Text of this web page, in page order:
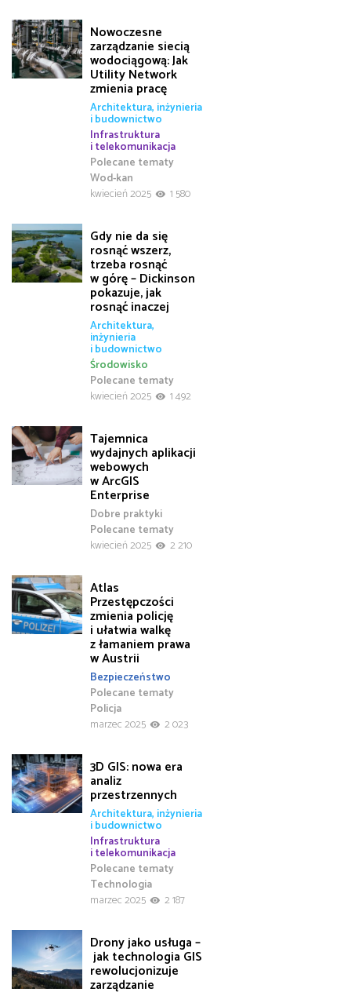
Nowoczesne
zarządzanie siecią
wodociągową: Jak
Utility Network
zmienia pracę
Architektura, inżynieria
i budownictwo
Infrastruktura
i telekomunikacja
Polecane tematy
Wod-kan
kwiecień 2025
1 580
Gdy nie da się
rosnąć wszerz,
trzeba rosnąć
w górę – Dickinson
pokazuje, jak
rosnąć inaczej
Architektura,
inżynieria
i budownictwo
Polecane tematy
Środowisko
kwiecień 2025
1 492
Tajemnica
wydajnych aplikacji
webowych
w ArcGIS
Enterprise
Dobre praktyki
Polecane tematy
kwiecień 2025
2 210
Atlas
Przestępczości
zmienia policję
i ułatwia walkę
z łamaniem prawa
w Austrii
Bezpieczeństwo
Polecane tematy
Policja
marzec 2025
2 023
3D GIS: nowa era
analiz
przestrzennych
Architektura, inżynieria
i budownictwo
Infrastruktura
i telekomunikacja
Polecane tematy
Technologia
marzec 2025
2 187
Drony jako usługa –
jak technologia GIS
rewolucjonizuje
zarządzanie